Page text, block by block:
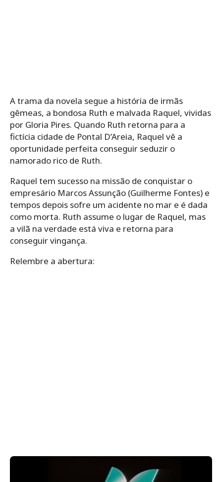
A trama da novela segue a história de irmãs
gêmeas, a bondosa Ruth e malvada Raquel, vividas
por Gloria Pires. Quando Ruth retorna para a
fictícia cidade de Pontal D’Areia, Raquel vê a
oportunidade perfeita conseguir seduzir o
namorado rico de Ruth.
Raquel tem sucesso na missão de conquistar o
empresário Marcos Assunção (Guilherme Fontes) e
tempos depois sofre um acidente no mar e é dada
como morta. Ruth assume o lugar de Raquel, mas
a vilã na verdade está viva e retorna para
conseguir vingança.
Relembre a abertura: